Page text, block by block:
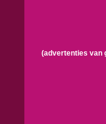
(advertenties van